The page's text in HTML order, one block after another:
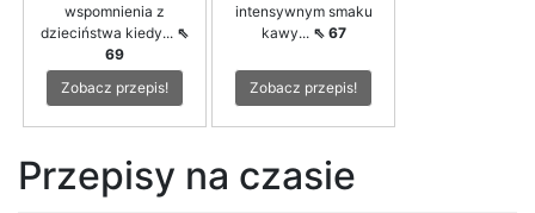
wspomnienia z
dzieciństwa kiedy... ⇖
69
Zobacz przepis!
intensywnym smaku
kawy... ⇖ 67
Zobacz przepis!
Przepisy na czasie